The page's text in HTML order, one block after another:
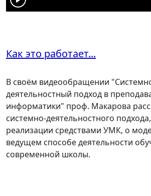
Как это работает...
В своём видеообращении
деятельностный подход в
информатики" проф. Макарова
системно-деятельностного
реализации средствами УМК, о
ведущем способе деятельности
современной школы.